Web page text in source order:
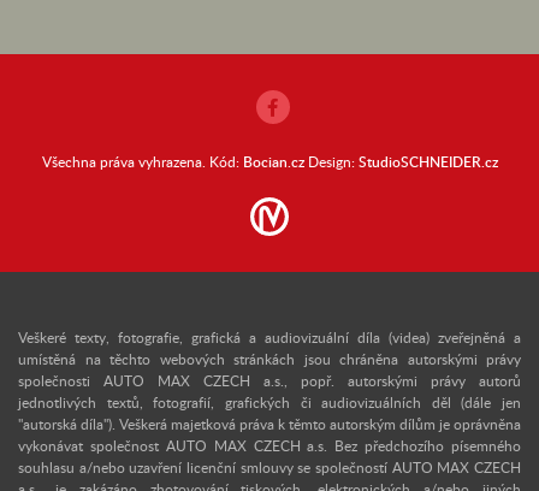
Všechna práva vyhrazena. Kód: Bocian.czDesign:StudioSCHNEIDER.cz
Veškeré texty, fotografie, grafická a audiovizuální díla (videa) zveřejněná a
umístěná na těchto webových stránkách jsou chráněna autorskými právy
společnosti AUTO MAX CZECH a.s., popř. autorskými právy autorů
jednotlivých textů, fotografií, grafických či audiovizuálních děl (dále jen
"autorská díla"). Veškerá majetková práva k těmto autorským dílům je oprávněna
vykonávat společnost AUTO MAX CZECH a.s. Bez předchozího písemného
souhlasu a/nebo uzavření licenční smlouvy se společností AUTO MAX CZECH